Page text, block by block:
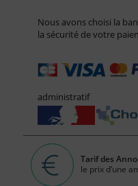
Nous avons choisi la
la sécurité de votre
administratif
Tarif des
le prix d’une